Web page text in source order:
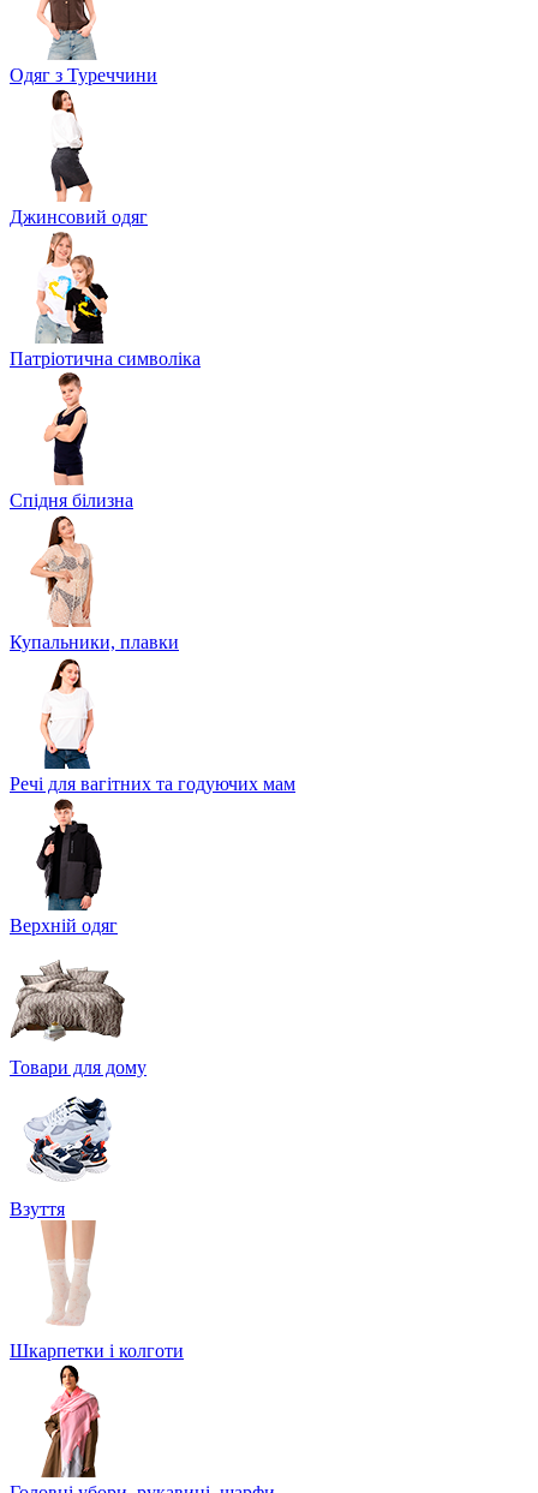
Одяг з Туреччини
Джинсовий одяг
Патріотична символіка
Спідня білизна
Купальники, плавки
Речі для вагітних та годуючих мам
Верхній одяг
Товари для дому
Взуття
Шкарпетки і колготи